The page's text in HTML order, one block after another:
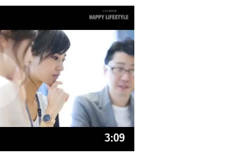
そのこと、他人を見ない。
いらしない人になる30の方法
ス思考
ティブになれない原因は、行動しないから。
ティブ思考になる30の方法
レス対策
、なんとかなるもの。
生きる30の方法
3:09